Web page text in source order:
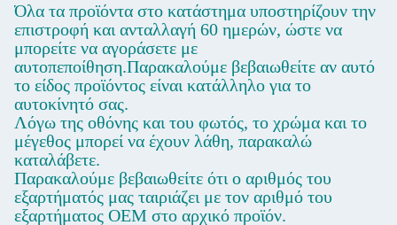
Όλα τα προϊόντα στο κατάστημα υποστηρίζουν την
επιστροφή και ανταλλαγή 60 ημερών, ώστε να
μπορείτε να αγοράσετε με
αυτοπεποίθηση.Παρακαλούμε βεβαιωθείτε αν αυτό
το είδος προϊόντος είναι κατάλληλο για το
αυτοκίνητό σας.
Λόγω της οθόνης και του φωτός, το χρώμα και το
μέγεθος μπορεί να έχουν λάθη, παρακαλώ
καταλάβετε.
Παρακαλούμε βεβαιωθείτε ότι ο αριθμός του
εξαρτήματός μας ταιριάζει με τον αριθμό του
εξαρτήματος OEM στο αρχικό προϊόν.